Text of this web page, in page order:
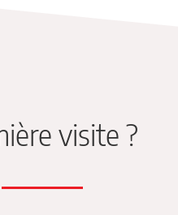
visite ?